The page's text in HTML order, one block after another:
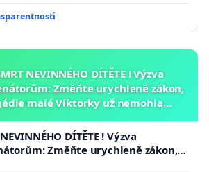
NEVINNÉHO DÍTĚTE ! Výzva
Změňte urychleně zákon,
malé Viktorky už nemohla
DÍTĚTE ! Výzva
Změňte urychleně zákon,
Viktorky už nemohla opakovat!